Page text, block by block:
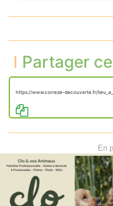
Partager
https://www.correze-decouverte.fr/
En